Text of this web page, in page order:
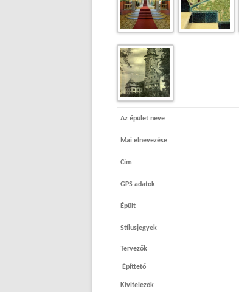
Az épület neve
Mai elnevezése
Cím
GPS adatok
Épült
Stílusjegyek
Tervezők
Építtető
Kivitelezők